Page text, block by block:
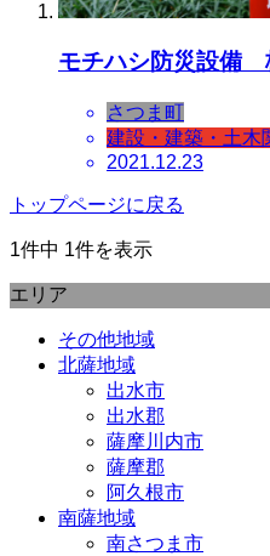
モチハシ防災設備
さつま町
建設・建築・土木
2021.12.23
トップページに戻る
1件中 1件を表示
エリア
その他地域
北薩地域
出水市
出水郡
薩摩川内市
薩摩郡
阿久根市
南薩地域
南さつま市